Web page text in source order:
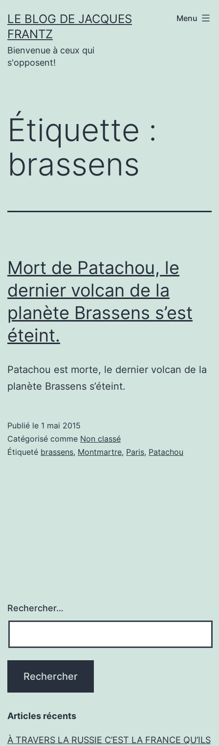
au
contenu
LE BLOG DE JACQUES
FRANTZ
Bienvenue à ceux qui
s'opposent!
Menu
Étiquette :
brassens
Mort de Patachou, le
dernier volcan de la
planète Brassens s’est
éteint.
Patachou est morte, le dernier volcan de la
planète Brassens s’éteint.
Publié le 1 mai 2015
Catégorisé comme Non classé
Étiqueté brassens, Montmartre, Paris, Patachou
Rechercher…
Articles récents
À TRAVERS LA RUSSIE C’EST LA FRANCE QU’ILS